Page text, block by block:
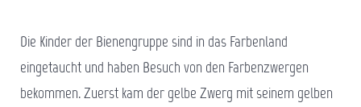
Die Kinder der Bienengruppe sind in das Farbenland
eingetaucht und haben Besuch von den Farbenzwergen
bekommen. Zuerst kam der gelbe Zwerg mit seinem gelben